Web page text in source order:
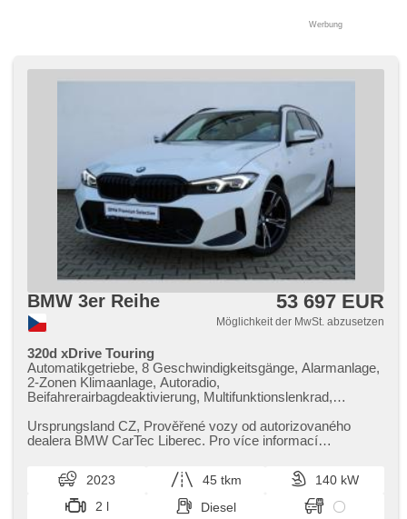
Werbung
BMW 3er Reihe 53 697 EUR
Möglichkeit der MwSt. abzusetzen
320d xDrive Touring
Automatikgetriebe, 8 Geschwindigkeitsgänge, Alarmanlage,
2-Zonen Klimaanlage, Autoradio,
Beifahrerairbagdeaktivierung, Multifunktionslenkrad,
Reifendrucksensor, beheizte Lenkrad, zatmavená zadní
skla, Antrieb 4x4, el. tažné zařízení, bezklíčové odemykání,
Steifheitsregelung, Blind Spot Anzeige, Parkassistent
Ursprungsland CZ,​ Prověřené vozy od autorizovaného
dealera BMW CarTec Liberec. Pro více informací
2023 45 tkm
140 kW
2 l
Diesel